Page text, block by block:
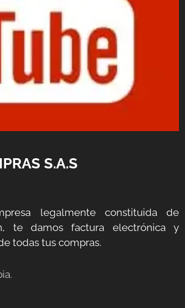
S.A.S
legalmente constituida de
te damos factura electrónica y
todas tus compras.